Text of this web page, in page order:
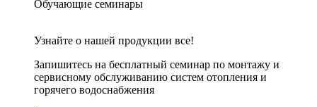
Обучающие семинары
Узнайте о нашей продукции все!
Запишитесь на бесплатный семинар по монтажу и
сервисному обслуживанию систем отопления и
горячего водоснабжения